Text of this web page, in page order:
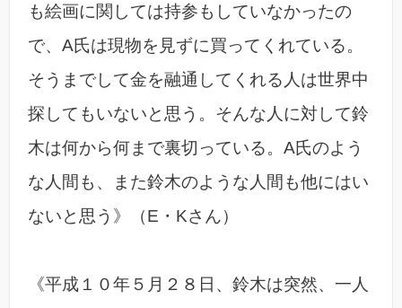
も絵画に関しては持参もしていなかったの
で、A氏は現物を見ずに買ってくれている。
そうまでして金を融通してくれる人は世界中
探してもいないと思う。そんな人に対して鈴
木は何から何まで裏切っている。A氏のよう
な人間も、また鈴木のような人間も他にはい
ないと思う》（E・Kさん）
《平成１０年５月２８日、鈴木は突然、一人